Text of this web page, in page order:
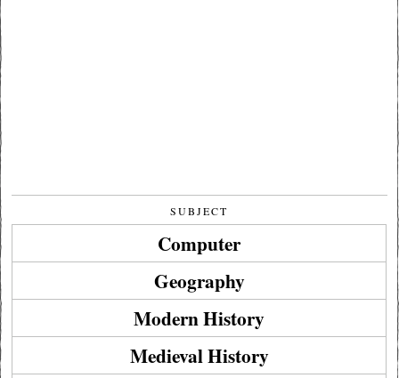
SUBJECT
Computer
Geography
Modern History
Medieval History